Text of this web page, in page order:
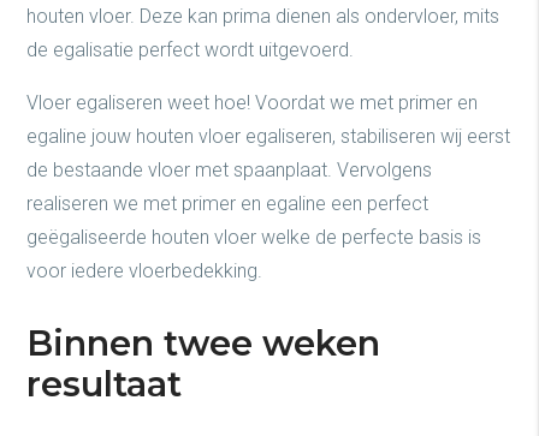
houten vloer. Deze kan prima dienen als ondervloer, mits
de egalisatie perfect wordt uitgevoerd.
Vloer egaliseren weet hoe! Voordat we met primer en
egaline jouw houten vloer egaliseren, stabiliseren wij eerst
de bestaande vloer met spaanplaat. Vervolgens
realiseren we met primer en egaline een perfect
geëgaliseerde houten vloer welke de perfecte basis is
voor iedere vloerbedekking.
Binnen twee weken
resultaat